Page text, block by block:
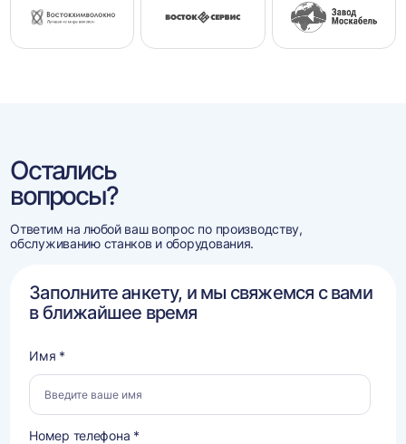
Остались
вопросы?
Ответим на любой ваш вопрос по производству,
обслуживанию станков и оборудования.
Заполните анкету, и мы свяжемся с вами
в ближайшее время
Имя *
Номер телефона *